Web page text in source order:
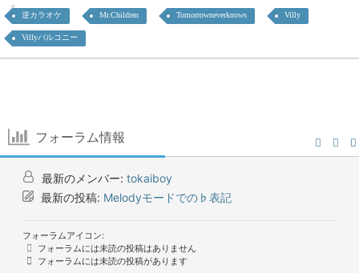
逆カラオケ Mr.Children Tomorrowneverknows Villy
Villyバルコニー
フォーラム情報
最新のメンバー: tokaiboy
最新の投稿: Melodyモードでの♭表記
フォーラムアイコン:
フォーラムには未読の投稿はありません
フォーラムには未読の投稿があります